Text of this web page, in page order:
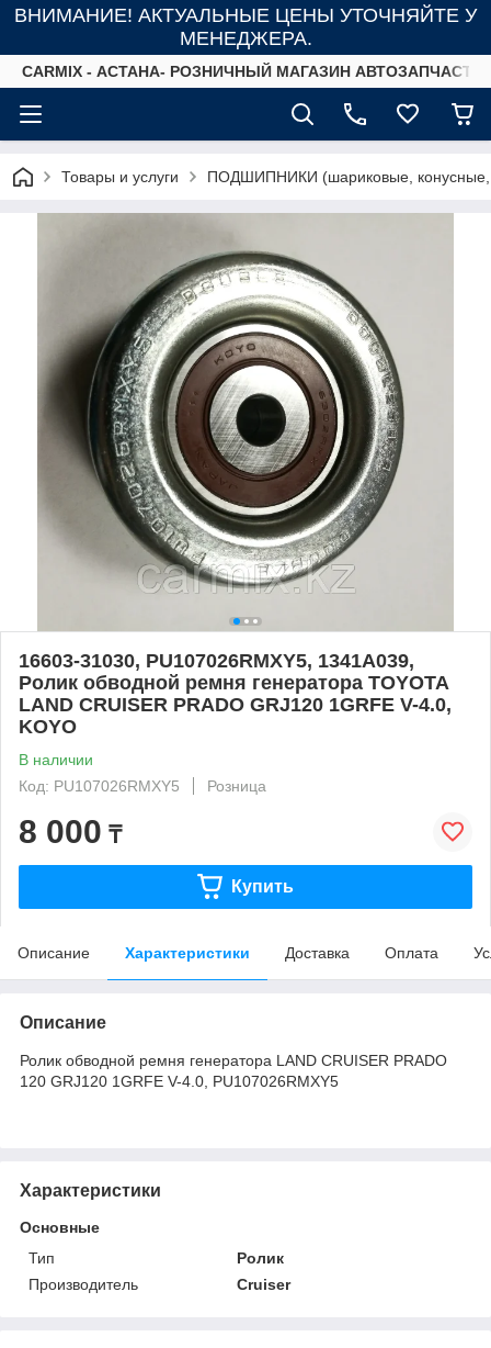
ВНИМАНИЕ! АКТУАЛЬНЫЕ ЦЕНЫ УТОЧНЯЙТЕ У
МЕНЕДЖЕРА.
СARMIX - АСТАНА- РОЗНИЧНЫЙ МАГАЗИН
Товары и услуги ПОДШИПНИКИ (шариковые, конусные,
16603-31030, PU107026RMXY5, 1341A039,
Ролик обводной ремня генератора TOYOTA
LAND CRUISER PRADO GRJ120 1GRFE V-4.0,
KOYO
В наличии
Код: PU107026RMXY5
Розница
8 000 ₸
Купить
Описание Характеристики Доставка Оплата
Описание
Ролик обводной ремня генератора LAND CRUISER PRADO
120 GRJ120 1GRFE V-4.0, PU107026RMXY5
Характеристики
Основные
Тип
Ролик
Производитель
Cruiser